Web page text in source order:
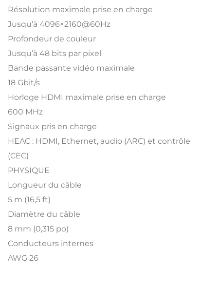
Résolution maximale prise en charge
Jusqu’à 4096×2160@60Hz
Profondeur de couleur
Jusqu’à 48 bits par pixel
Bande passante vidéo maximale
18 Gbit/s
Horloge HDMI maximale prise en charge
600 MHz
Signaux pris en charge
HEAC : HDMI, Ethernet, audio (ARC) et contrôle
(CEC)
PHYSIQUE
Longueur du câble
5 m (16,5 ft)
Diamètre du câble
8 mm (0,315 po)
Conducteurs internes
AWG 26